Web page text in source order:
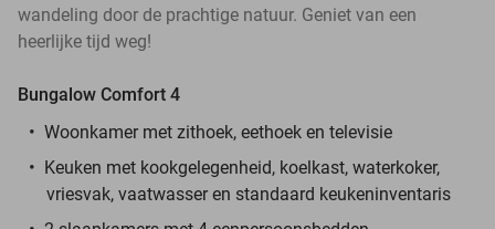
wandeling door de prachtige natuur. Geniet van een
heerlijke tijd weg!
Bungalow Comfort 4
Woonkamer met zithoek, eethoek en televisie
Keuken met kookgelegenheid, koelkast, waterkoker,
vriesvak, vaatwasser en standaard keukeninventaris